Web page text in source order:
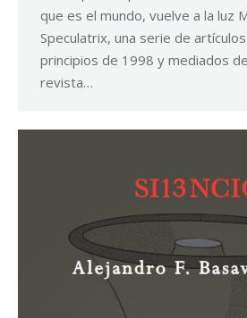
que es el mundo, vuelve a la luz
Speculatrix, una serie de
principios de 1998 y mediados
revista…